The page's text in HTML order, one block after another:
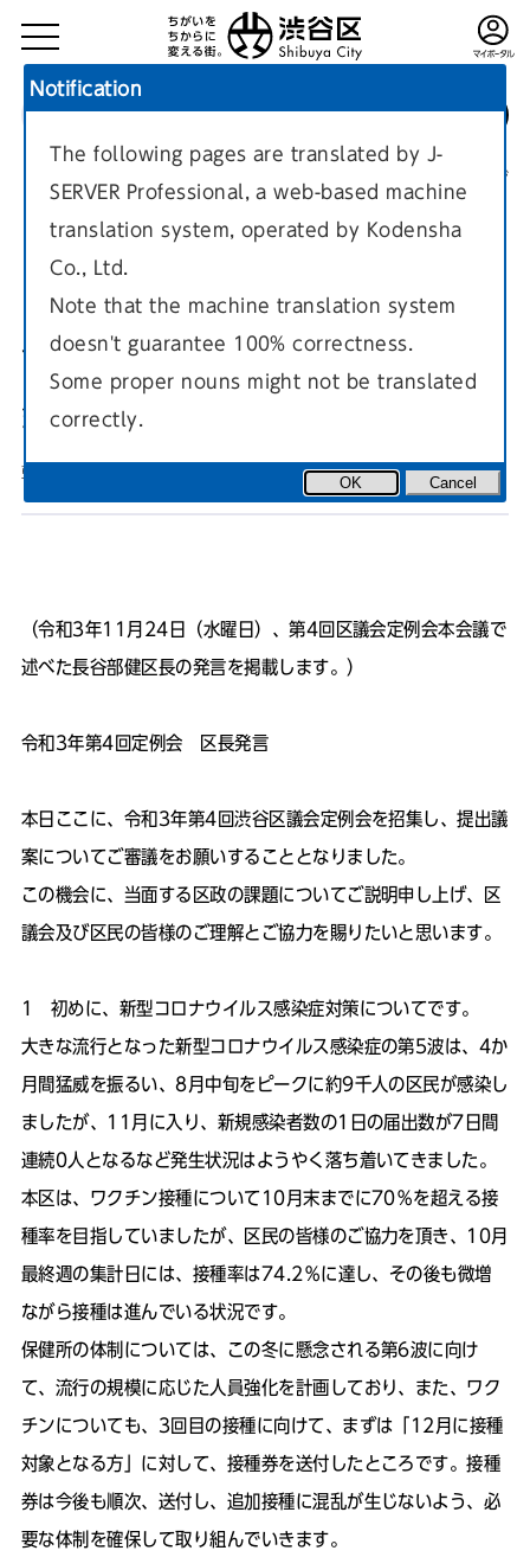
現在のページ
令和3年第4回区議会定例会での
発言
更新日
（令和3年11月24日（水曜日）、第4回区議会定例会本会議で
述べた長谷部健区長の発言を掲載します。）
令和3年第4回定例会 区長発言
本日ここに、令和3年第4回渋谷区議会定例会を招集し、提出議
案についてご審議をお願いすることとなりました。
この機会に、当面する区政の課題についてご説明申し上げ、区
議会及び区民の皆様のご理解とご協力を賜りたいと思います。
1 初めに、新型コロナウイルス感染症対策についてです。
大きな流行となった新型コロナウイルス感染症の第5波は、4か
月間猛威を振るい、8月中旬をピークに約9千人の区民が感染し
ましたが、11月に入り、新規感染者数の1日の届出数が7日間
連続0人となるなど発生状況はようやく落ち着いてきました。
本区は、ワクチン接種について10月末までに70％を超える接
種率を目指していましたが、区民の皆様のご協力を頂き、10月
最終週の集計日には、接種率は74.2％に達し、その後も微増
ながら接種は進んでいる状況です。
保健所の体制については、この冬に懸念される第6波に向け
て、流行の規模に応じた人員強化を計画しており、また、ワク
チンについても、3回目の接種に向けて、まずは「12月に接種
対象となる方」に対して、接種券を送付したところです。接種
券は今後も順次、送付し、追加接種に混乱が生じないよう、必
要な体制を確保して取り組んでいきます。
Notification
The following pages are translated by J-
SERVER Professional, a web-based machine
translation system, operated by Kodensha
Co., Ltd.
Note that the machine translation system
doesn't guarantee 100% correctness.
Some proper nouns might not be translated
correctly.
OK Cancel